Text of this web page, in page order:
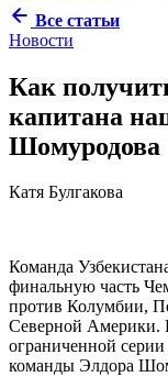
Все статьи
Новости
Как
капитана
Шомуродова
Катя Булгакова
Команда
финальную часть
против Колумбии,
Северной Америки.
ограниченной
команды Элдора